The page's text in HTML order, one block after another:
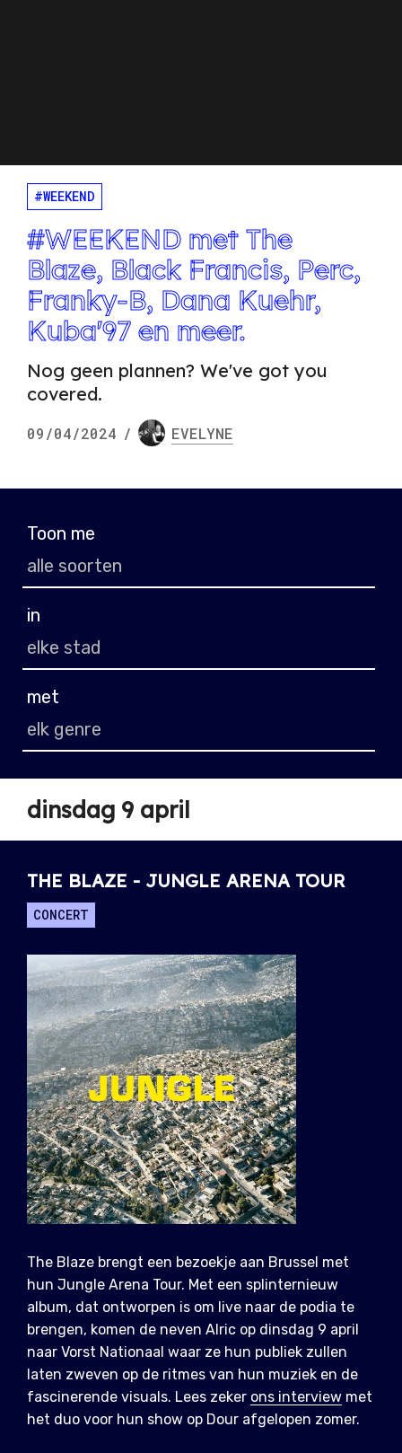
#WEEKEND
#WEEKEND met The
Blaze, Black Francis, Perc,
Franky-B, Dana Kuehr,
Kuba'97 en meer.
Nog geen plannen? We've got you
covered.
09/04/2024 / EVELYNE
Toon me
in
met
dinsdag 9 april
THE BLAZE - JUNGLE ARENA TOUR
CONCERT
The Blaze brengt een bezoekje aan Brussel met
hun Jungle Arena Tour. Met een splinternieuw
album, dat ontworpen is om live naar de podia te
brengen, komen de neven Alric op dinsdag 9 april
naar Vorst Nationaal waar ze hun publiek zullen
laten zweven op de ritmes van hun muziek en de
fascinerende visuals. Lees zeker ons interview met
het duo voor hun show op Dour afgelopen zomer.